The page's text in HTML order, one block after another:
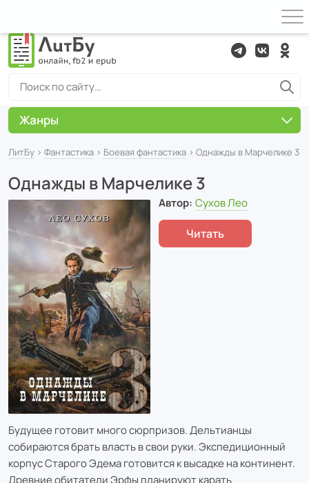
ЛитБу › Фантастика › Боевая фантастика › Однажды в Марчелике 3
Однажды в Марчелике 3
Автор: Сухов Лео
Читать
Будущее готовит много сюрпризов. Дельтианцы
собираются брать власть в свои руки. Экспедиционный
корпус Старого Эдема готовится к высадке на континент.
Древние обитатели Эрфы планируют карать
Жанры